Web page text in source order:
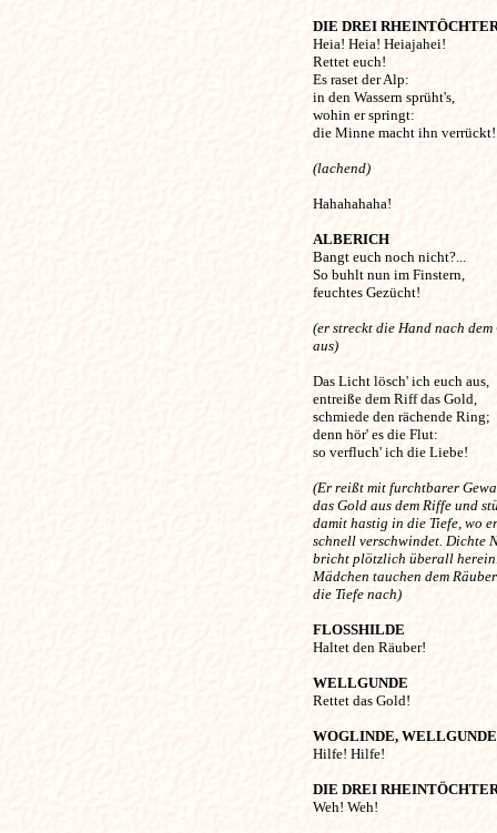
DIE DREI
Heia! Heia! Heiajahei!
Rettet euch!
Es raset der Alp:
in den Wassern sprüht's,
wohin er springt:
die Minne macht ihn
(lachend)
Hahahahaha!
ALBERICH
Bangt euch noch nicht?...
So buhlt nun im Finstern,
feuchtes Gezücht!
(er streckt die Hand nach dem
aus)
Das Licht lösch' ich euch aus,
entreiße dem Riff das Gold,
schmiede den rächende Ring;
denn hör' es die Flut:
so verfluch' ich die Liebe!
(Er reißt mit furchtbarer
das Gold aus dem Riffe und
damit hastig in die Tiefe, wo er
schnell verschwindet. Dichte
bricht plötzlich überall
Mädchen tauchen dem
die Tiefe nach)
FLOSSHILDE
Haltet den Räuber!
WELLGUNDE
Rettet das Gold!
WOGLINDE,
Hilfe! Hilfe!
DIE DREI
Weh! Weh!